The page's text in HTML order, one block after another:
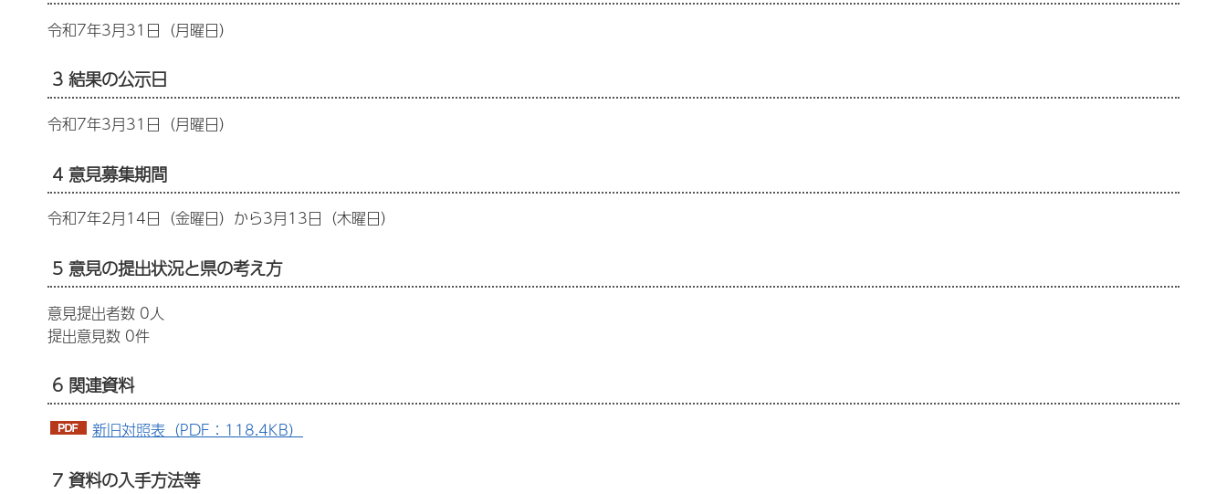
令和7年3月31日（月曜日）
3 結果の公示日
令和7年3月31日（月曜日）
4 意見募集期間
令和7年2月14日（金曜日）から3月13日（木曜日）
5 意見の提出状況と県の考え方
意見提出者数 0人
提出意見数 0件
6 関連資料
新旧対照表（PDF：118.4KB）
7 資料の入手方法等